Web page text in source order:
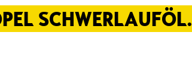
SCHWERLAUFÖL.